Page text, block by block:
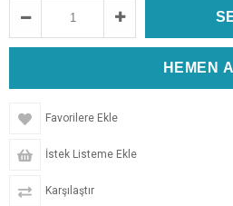
Favorilere Ekle
İstek Listeme Ekle
Karşılaştır